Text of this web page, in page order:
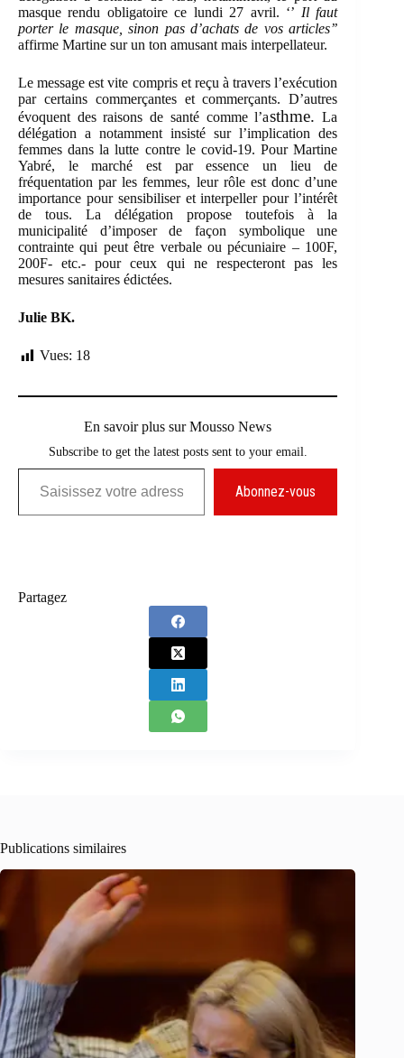
masque rendu obligatoire ce lundi 27 avril. ‘’ Il faut
porter le masque, sinon pas d’achats de vos articles’’
affirme Martine sur un ton amusant mais interpellateur.
Le message est vite compris et reçu à travers l’exécution
par certains commerçantes et commerçants. D’autres
évoquent des raisons de santé comme l’asthme.La
délégation a notamment insisté sur l’implication des
femmes dans la lutte contre le covid-19. Pour Martine
Yabré, le marché est par essence un lieu de
fréquentation par les femmes, leur rôle est donc d’une
importance pour sensibiliser et interpeller pour l’intérêt
de tous. La délégation propose toutefois à la
municipalité d’imposer de façon symbolique une
contrainte qui peut être verbale ou pécuniaire – 100F,
200F- etc.- pour ceux qui ne respecteront pas les
mesures sanitaires édictées.
Julie BK.
Vues: 18
En savoir plus sur Mousso News
Subscribe to get the latest posts sent to your email.
Saisissez votre adresse e-mail…
Abonnez-vous
Partagez
Publications similaires